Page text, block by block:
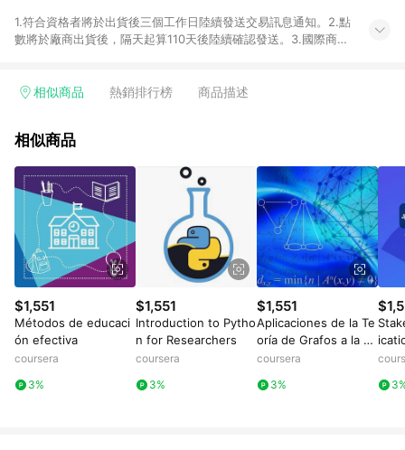
1.符合資格者將於出貨後三個工作日陸續發送交易訊息通知。2.點
數將於廠商出貨後，隔天起算110天後陸續確認發送。3.國際商家
用未授權優惠碼不符合贈點資格。6.點數發送依據及返點上限將
品加總金額），亦即點數回饋計算並非以coursera實際購買商品
分運費或稅金，可返點金額將以系統回傳金額為準 8.若於商家
App下單，不符合LINE購物導購資格。
相似商品 熱銷排行榜 商品描述
相似商品
$1,551
Métodos de educaci
ón efectiva
coursera
3%
$1,551
Introduction to Pytho
n for Researchers
coursera
3%
$1,551
Aplicaciones de la Te
oría de Grafos a la vi
da real I
coursera
3%